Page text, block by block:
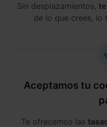
Sin desplazamientos,
de lo que crees, lo
Aceptamos tu
Te ofrecemos las